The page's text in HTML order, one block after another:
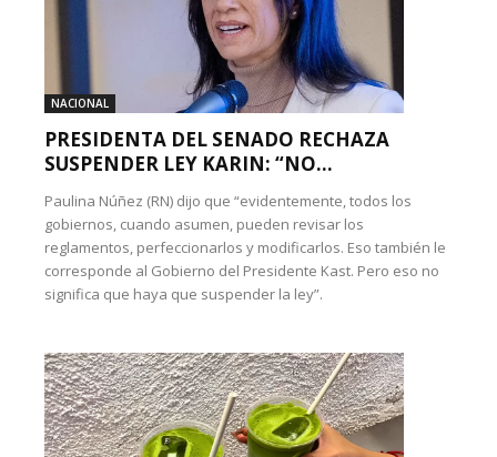
NACIONAL
PRESIDENTA DEL SENADO RECHAZA
SUSPENDER LEY KARIN: “NO...
Paulina Núñez (RN) dijo que “evidentemente, todos los
gobiernos, cuando asumen, pueden revisar los
reglamentos, perfeccionarlos y modificarlos. Eso también le
corresponde al Gobierno del Presidente Kast. Pero eso no
significa que haya que suspender la ley”.